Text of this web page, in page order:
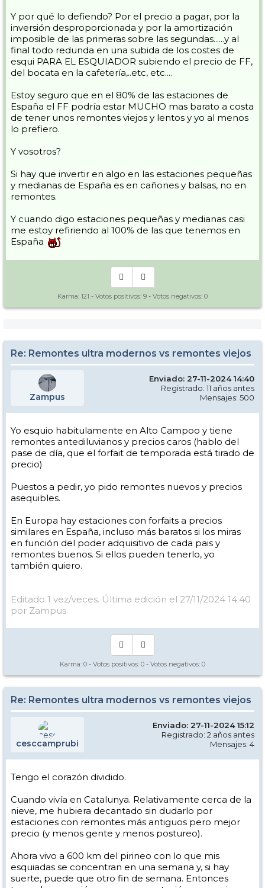
Y por qué lo defiendo? Por el precio a pagar, por la
inversión desproporcionada y por la amortización
imposible de las primeras sobre las segundas......y al
final todo redunda en una subida de los costes de
esqui PARA EL ESQUIADOR subiendo el precio de FF,
del bocata en la cafetería,..etc, etc....
Estoy seguro que en el 80% de las estaciones de
España el FF podría estar MUCHO mas barato a costa
de tener unos remontes viejos y lentos y yo al menos
lo prefiero.
Y vosotros?
Si hay que invertir en algo en las estaciones pequeñas
y medianas de España es en cañones y balsas, no en
remontes.
Y cuando digo estaciones pequeñas y medianas casi
me estoy refiriendo al 100% de las que tenemos en
España
Karma: 121 - Votos positivos: 9 - Votos negativos: 0
Re: Remontes ultra modernos vs remontes viejos
Zampus
Enviado: 27-11-2024 14:40
Registrado: 11 años antes
Mensajes: 500
Yo esquio habitulamente en Alto Campoo y tiene
remontes antediluvianos y precios caros (hablo del
pase de día, que el forfait de temporada está tirado de
precio)
Puestos a pedir, yo pido remontes nuevos y precios
asequibles.
En Europa hay estaciones con forfaits a precios
similares en España, incluso más baratos si los miras
en función del poder adquisitivo de cada pais y
remontes buenos. Si ellos pueden tenerlo, yo
también quiero.
Editado 1 vez/veces. Última edición el 27/11/2024 14:40
por Zampus.
Karma: 0 - Votos positivos: 0 - Votos negativos: 0
Re: Remontes ultra modernos vs remontes viejos
cesccamprubi
Enviado: 27-11-2024 15:12
Registrado: 2 años antes
Mensajes: 4
Tengo el corazón dividido.
Cuando vivía en Catalunya. Relativamente cerca de la
nieve, me hubiera decantado sin dudarlo por
estaciones con remontes más antiguos pero mejor
precio (y menos gente y menos postureo).
Ahora vivo a 600 km del pirineo con lo que mis
esquiadas se concentran en una semana y, si hay
suerte, puede que otro fin de semana. Entonces